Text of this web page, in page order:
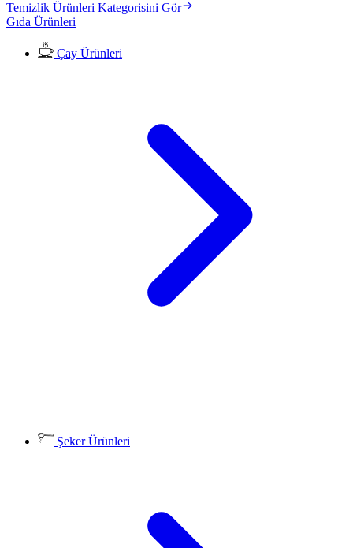
Temizlik Ürünleri Kategorisini Gör
Gıda Ürünleri
Çay Ürünleri
Şeker Ürünleri